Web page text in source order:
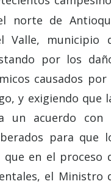
norte de
Valle, municipio
por los
causados por
y exigiendo que
un acuerdo con
para que
que en el proceso
el Ministro